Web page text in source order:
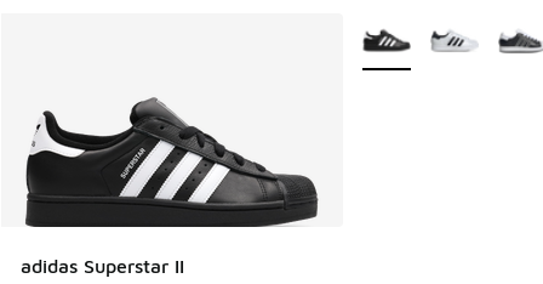
adidas Superstar II
Plus de couleurs